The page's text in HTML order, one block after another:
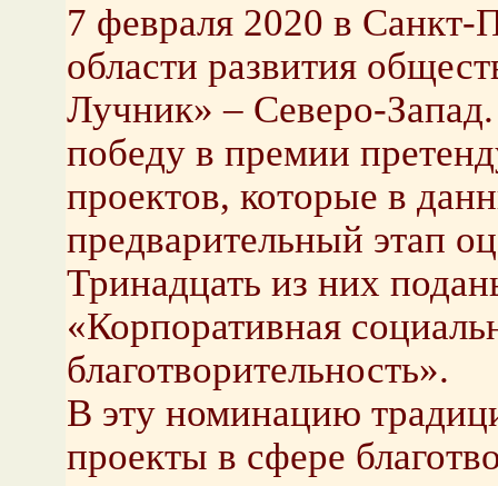
7 февраля 2020 в Санкт-
области развития
Лучник» – Северо-
победу в премии
проектов, которые в
предварительный этап
Тринадцать из них
«Корпоративная
благотворительность».
В эту номинацию
проекты в сфере